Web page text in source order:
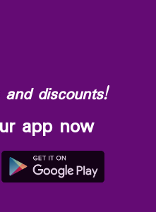
discounts!
app now